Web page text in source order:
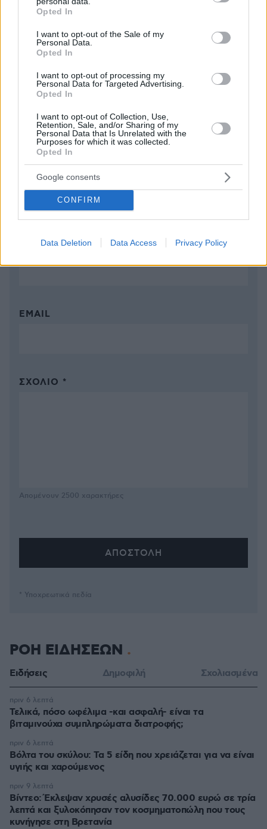
grant or deny consent to Google and its third-party tags to
use your data for below specified purposes in below Google
consent section.
Opted In
I want to opt-out of the Sale of my
Personal Data.
Opted In
I want to opt-out of processing my
Personal Data for Targeted Advertising.
Opted In
I want to opt-out of Collection, Use,
Retention, Sale, and/or Sharing of my
Personal Data that Is Unrelated with the
Purposes for which it was collected.
Opted In
Google consents
CONFIRM
Data Deletion Data Access Privacy Policy
ΑΠΑΝΤΗΣΗ
kismet
10.05.2026, 09:18
κακομοιρηδες.....αυτη την ομαδα ο ΠΑΟ και ο
ΟΣΦΠ...την κερδιζουν σβηστα 20 ποντους με την 2η
ΑΠΑΝΤΗΣΗ
ΠΡΟΣΘΗΚΗ ΣΧΟΛΙΟΥ
ΌΝΟΜΑ *
EMAIL
ΣΧΌΛΙΟ *
Απομένουν 2500 χαρακτήρες
* Υποχρεωτικά πεδία
ΡΟΗ ΕΙΔΗΣΕΩΝ
Ειδήσεις Δημοφιλή Σχολιασμένα
Τελικά, πόσο ωφέλιμα -και ασφαλή- είναι τα
βιταμινούχα συμπληρώματα διατροφής;
πριν 6 λεπτά
Βόλτα του σκύλου: Τα 5 είδη που χρειάζεται για να είναι
υγιής και χαρούμενος
πριν 6 λεπτά
Βίντεο: Έκλεψαν χρυσές αλυσίδες 70.000 ευρώ σε τρία
λεπτά και ξυλοκόπησαν τον κοσμηματοπώλη που τους
κυνήγησε στη Βρετανία
πριν 9 λεπτά